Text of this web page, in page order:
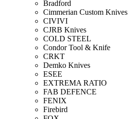
Bradford
Cimmerian Custom Knives
CIVIVI
CJRB Knives
COLD STEEL
Condor Tool & Knife
CRKT
Demko Knives
ESEE
EXTREMA RATIO
FAB DEFENCE
FENIX
Firebird